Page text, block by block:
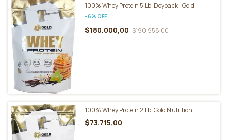
100% Whey Protein 5 Lb. Doypack - Gold
-6% OFF
$180.000,00 $190.958,00
100% Whey Protein 2 Lb. Gold Nutrition
$73.715,00